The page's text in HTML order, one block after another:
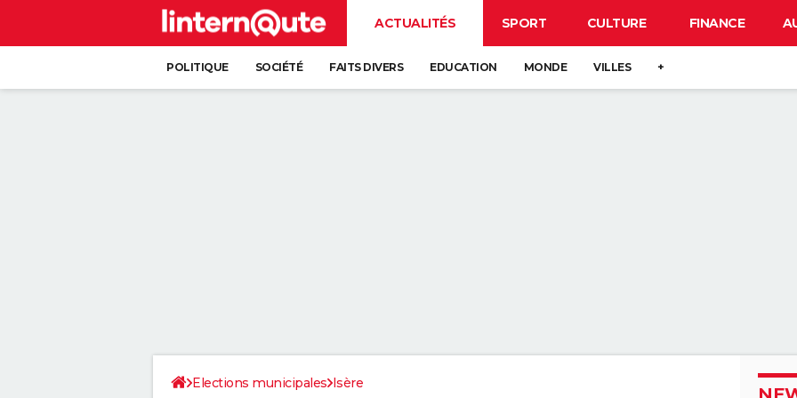
ACTUALITÉS SPORT CULTURE FINANCE
POLITIQUE SOCIÉTÉ FAITS DIVERS EDUCATION MONDE VILLES +
Elections municipales Isère